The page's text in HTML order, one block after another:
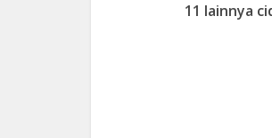
11 lainnya